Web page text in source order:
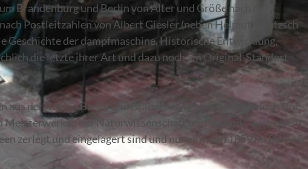
Brandenburg und Berlin von Alter und Größe nach der
Postleitzahlen von Albert Giesler (neben Helmut Düntzsch
der dampfmaschine. Historische Entwicklung,
die letzte ihrer Art und dazu noch am Original-Standort
aus der Region Berlin und Brandenburg, von denen jedoch eine
der Naturwissenschaft und Technik“ ausgestellt
zerlegt und eingelagert sind und nur eine von 1859 im Berliner